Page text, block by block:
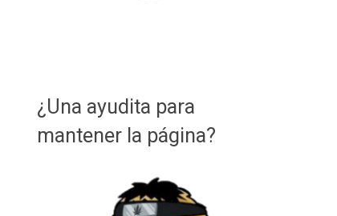
¿Una ayudita para
mantener la página?